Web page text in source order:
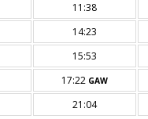
11:38
14:23
15:53
17:22 GAW
21:04